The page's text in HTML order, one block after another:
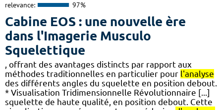
relevance: 97%
Cabine EOS : une nouvelle ère
dans l'Imagerie Musculo
Squelettique
, offrant des avantages distincts par rapport aux
méthodes traditionnelles en particulier pour l'analyse
des différents angles du squelette en position debout.
* Visualisation Tridimensionnelle Révolutionnaire [...]
squelette de haute qualité, en position debout. Cette